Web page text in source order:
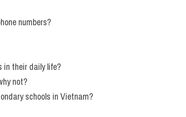
numbers?
in their daily life?
not?
schools in Vietnam?